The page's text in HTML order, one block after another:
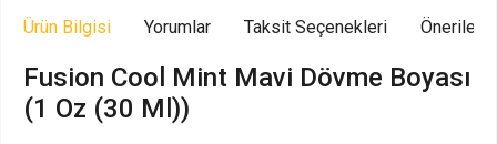
Ürün Bilgisi Yorumlar Taksit Seçenekleri
Fusion Cool Mint Mavi Dövme Boyası
(1 Oz (30 Ml))